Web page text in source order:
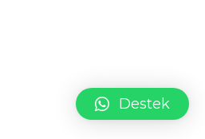
Destek